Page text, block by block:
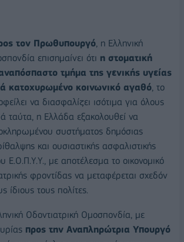
τον Πρωθυπουργό , η Ελληνική
επισημαίνει ότι η στοματική
τμήμα της γενικής υγείας
κατοχυρωμένο κοινωνικό αγαθό , το
να διασφαλίζει ισότιμα για όλους
ταύτα, η Ελλάδα εξακολουθεί να
συστήματος δημόσιας
και ουσιαστικής ασφαλιστικής
Ε.Ο.Π.Υ.Υ., με αποτέλεσμα το οικονομικό
φροντίδας να μεταφέρεται σχεδόν
ίδιους τους πολίτες.
Οδοντιατρική Ομοσπονδία, με
προς την Αναπληρώτρια Υπουργό